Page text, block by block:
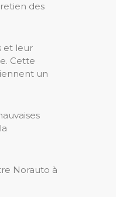
des
et leur
Cette
un
Norauto à